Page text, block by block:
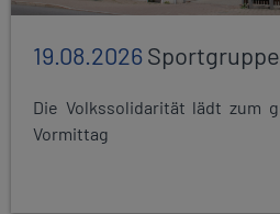
19.08.2026Sportgruppe
Die Volkssolidarität lädt zum
Vormittag